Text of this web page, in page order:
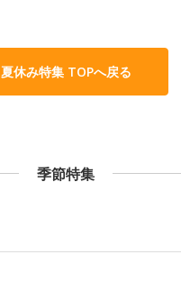
夏休み特集 TOPへ戻る
季節特集